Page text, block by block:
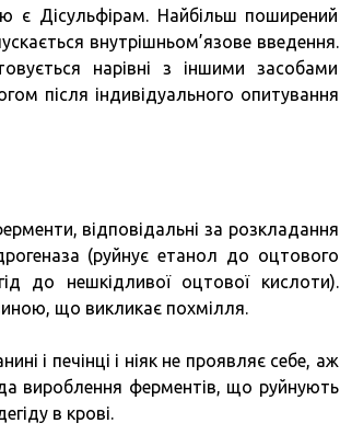
є Дісульфірам. Найбільш поширений
внутрішньом’язове введення.
нарівні з іншими засобами
після індивідуального опитування
відповідальні за розкладання
(руйнує етанол до оцтового
до нешкідливої оцтової кислоти).
що викликає похмілля.
і печінці і ніяк не проявляє себе, аж
вироблення ферментів, що руйнують
в крові.